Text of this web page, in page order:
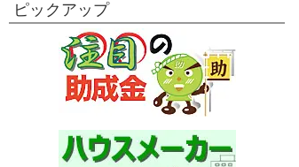
ピックアップ